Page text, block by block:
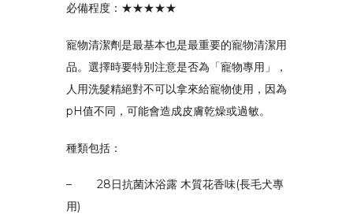
必備程度：★★★★★
寵物清潔劑是最基本也是最重要的寵物清潔用
品。選擇時要特別注意是否為「寵物專用」，
人用洗髮精絕對不可以拿來給寵物使用，因為
pH值不同，可能會造成皮膚乾燥或過敏。
種類包括：
–
28日抗菌沐浴露 木質花香味(長毛犬專
用)